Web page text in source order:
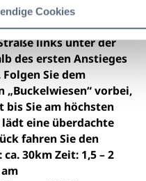
Cookies
die Staatsstraße an
Sie nun der Straße,
links unter der
des ersten Anstieges
Sie dem
vorbei,
Sie am höchsten
eine überdachte
fahren Sie den
30km Zeit: 1,5 – 2